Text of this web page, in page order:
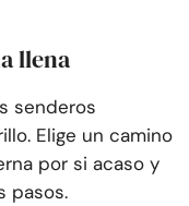
llena
senderos
Elige un camino
por si acaso y
pasos.